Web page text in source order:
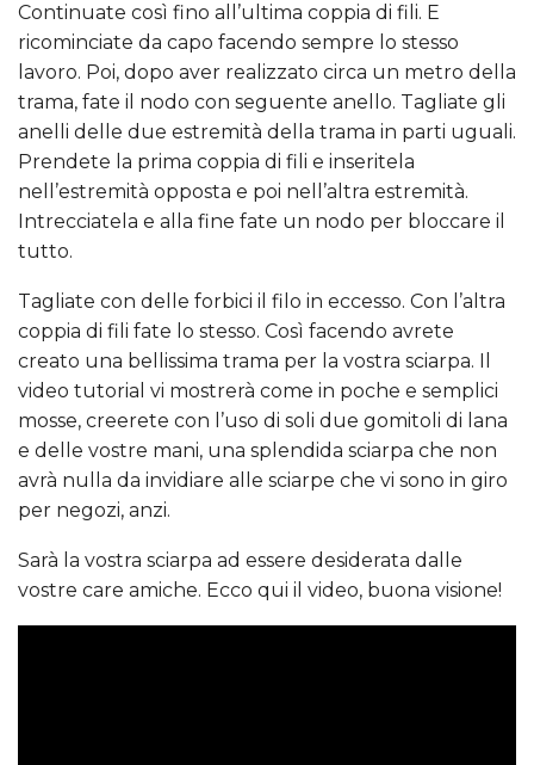
Continuate così fino all’ultima coppia di fili. E
ricominciate da capo facendo sempre lo stesso
lavoro. Poi, dopo aver realizzato circa un metro della
trama, fate il nodo con seguente anello. Tagliate gli
anelli delle due estremità della trama in parti uguali.
Prendete la prima coppia di fili e inseritela
nell’estremità opposta e poi nell’altra estremità.
Intrecciatela e alla fine fate un nodo per bloccare il
tutto.
Tagliate con delle forbici il filo in eccesso. Con l’altra
coppia di fili fate lo stesso. Così facendo avrete
creato una bellissima trama per la vostra sciarpa. Il
video tutorial vi mostrerà come in poche e semplici
mosse, creerete con l’uso di soli due gomitoli di lana
e delle vostre mani, una splendida sciarpa che non
avrà nulla da invidiare alle sciarpe che vi sono in giro
per negozi, anzi.
Sarà la vostra sciarpa ad essere desiderata dalle
vostre care amiche. Ecco qui il video, buona visione!